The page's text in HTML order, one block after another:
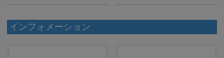
インフォメーション